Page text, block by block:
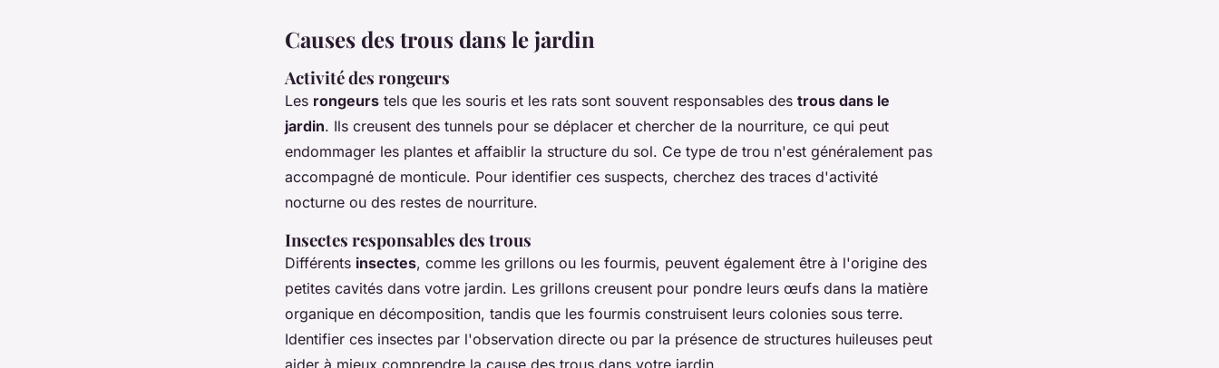
Causes des trous dans le jardin
Activité des rongeurs
Les rongeurs tels que les souris et les rats sont souvent responsables des trous dans le
jardin. Ils creusent des tunnels pour se déplacer et chercher de la nourriture, ce qui peut
endommager les plantes et affaiblir la structure du sol. Ce type de trou n'est généralement pas
accompagné de monticule. Pour identifier ces suspects, cherchez des traces d'activité
nocturne ou des restes de nourriture.
Insectes responsables des trous
Différents insectes, comme les grillons ou les fourmis, peuvent également être à l'origine des
petites cavités dans votre jardin. Les grillons creusent pour pondre leurs œufs dans la matière
organique en décomposition, tandis que les fourmis construisent leurs colonies sous terre.
Identifier ces insectes par l'observation directe ou par la présence de structures huileuses peut
aider à mieux comprendre la cause des trous dans votre jardin.